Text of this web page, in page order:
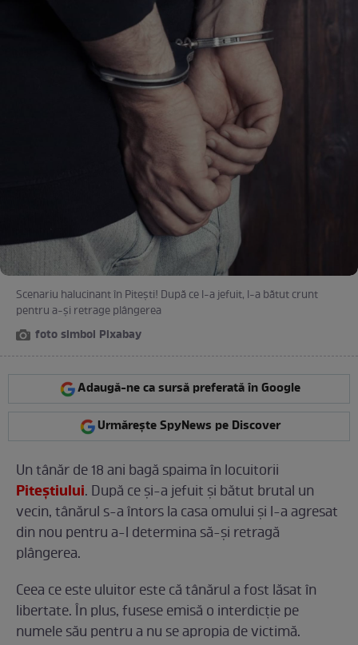
Scenariu halucinant în Piteşti! După ce l-a jefuit, l-a bătut crunt
pentru a-şi retrage plângerea
foto simbol Pixabay
Adaugă-ne ca sursă preferată în Google
Urmărește SpyNews pe Discover
Un tânăr de 18 ani bagă spaima în locuitorii
Piteştiului. După ce şi-a jefuit şi bătut brutal un
vecin, tânărul s-a întors la casa omului şi l-a agresat
din nou pentru a-l determina să-şi retragă
plângerea.
Ceea ce este uluitor este că tânărul a fost lăsat în
libertate. În plus, fusese emisă o interdicţie pe
numele său pentru a nu se apropia de victimă.